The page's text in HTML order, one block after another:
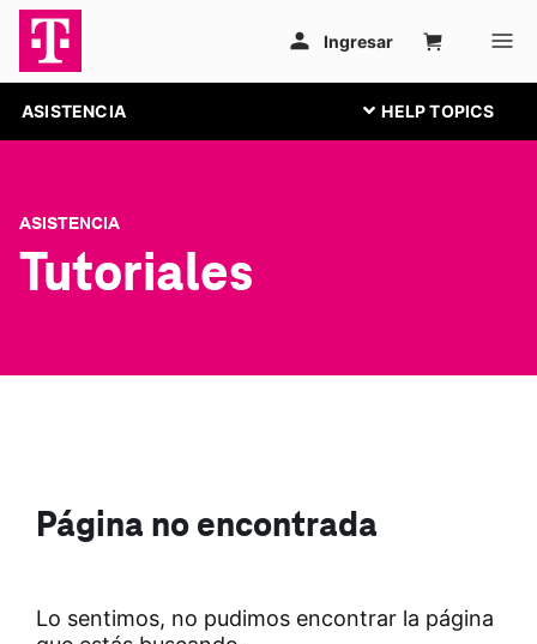
ASISTENCIA
ASISTENCIA
Tutoriales